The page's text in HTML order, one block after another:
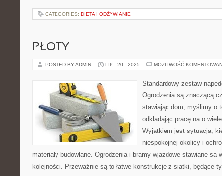
CATEGORIES: DIETA I ODŻYWIANIE
PŁOTY
POSTED BY ADMIN LIP - 20 - 2025 MOŻLIWOŚĆ
Standardowy zestaw
Ogrodzenia są znaczącą
stawiając dom, myślimy o
odkładając pracę na o
Wyjątkiem jest sytuacja,
niespokojnej okolicy i
materiały budowlane. Ogrodzenia i bramy wjazdowe stawiane są
kolejności. Przeważnie są to łatwe konstrukcje z siatki, będące